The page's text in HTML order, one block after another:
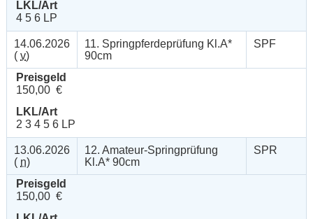
LKL/Art
4 5 6 LP
14.06.2026
( v)
11. Springpferdeprüfung Kl.A*
90cm
SPF
Preisgeld
150,00 €
LKL/Art
2 3 4 5 6 LP
13.06.2026
( n)
12. Amateur-Springprüfung
Kl.A* 90cm
SPR
Preisgeld
150,00 €